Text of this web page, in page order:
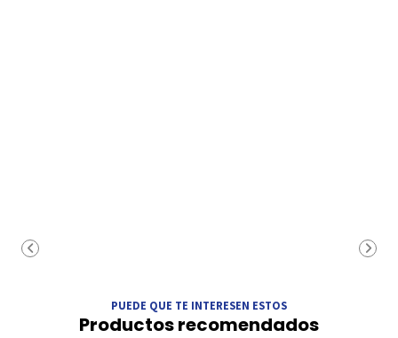
PUEDE QUE TE INTERESEN ESTOS
Productos recomendados